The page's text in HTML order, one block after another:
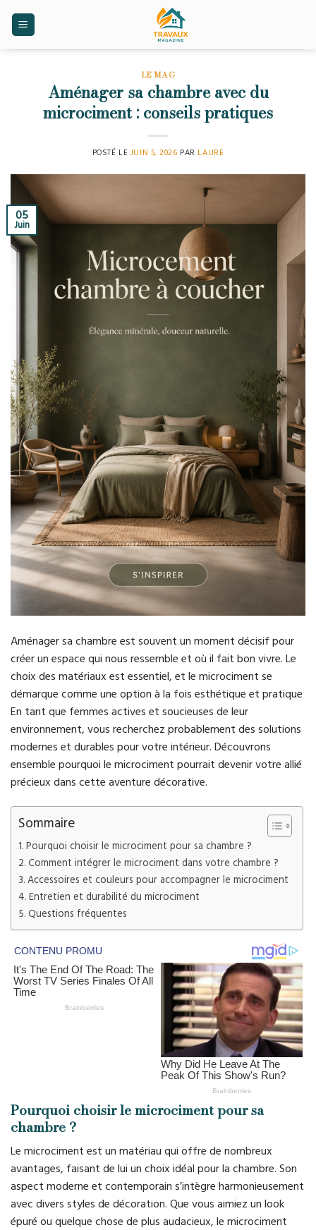
LE MAG
Aménager sa chambre avec du
microciment : conseils pratiques
POSTÉ LE JUIN 5, 2026 PAR LAURE
05
Juin
Aménager sa chambre est souvent un moment décisif pour
créer un espace qui nous ressemble et où il fait bon vivre. Le
choix des matériaux est essentiel, et le microciment se
démarque comme une option à la fois esthétique et pratique
En tant que femmes actives et soucieuses de leur
environnement, vous recherchez probablement des solutions
modernes et durables pour votre intérieur. Découvrons
ensemble pourquoi le microciment pourrait devenir votre allié
précieux dans cette aventure décorative.
Sommaire
Pourquoi choisir le microciment pour sa chambre ?
Comment intégrer le microciment dans votre chambre ?
Accessoires et couleurs pour accompagner le microciment
Entretien et durabilité du microciment
Questions fréquentes
Pourquoi choisir le microciment pour sa
chambre ?
Le microciment est un matériau qui offre de nombreux
avantages, faisant de lui un choix idéal pour la chambre. Son
aspect moderne et contemporain s’intègre harmonieusement
avec divers styles de décoration. Que vous aimiez un look
épuré ou quelque chose de plus audacieux, le microciment